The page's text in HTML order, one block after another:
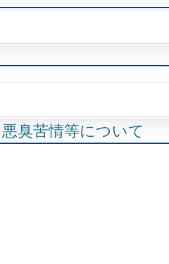
臭苦情等について